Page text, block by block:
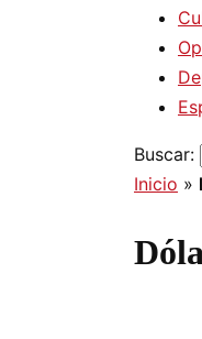
Buscar:
Inicio »